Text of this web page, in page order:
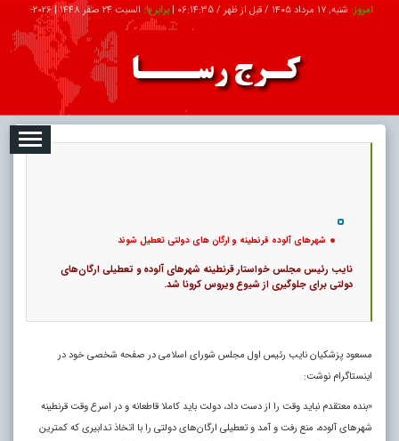
امروز: شنبه, ۱۷ مرداد ۱۴۰۵ / قبل از ظهر / 06:14:36
|برابر با: السبت 24 صفر 1448 |
تبلیغات درباره ما ارتباط با ما
شهرهای آلوده قرنطینه و ارگان های دولتی تعطیل شوند
نایب رئیس مجلس خواستار قرنطینه‌ شهرهای آلوده و تعطیلی ارگان‌های
دولتی برای جلوگیری از شیوع ویروس کرونا شد.
مسعود پزشکیان نایب رئیس اول مجلس شورای اسلامی در صفحه شخصی خود در
اینستاگرام نوشت:
«بنده معتقدم نباید وقت را از دست داد، دولت باید کاملا قاطعانه و در اسرع وقت قرنطینه‌
شهر‌های آلوده، منع رفت و آمد و تعطیلی ارگان‌های دولتی را با اتخاذ تدابیری که کمترین